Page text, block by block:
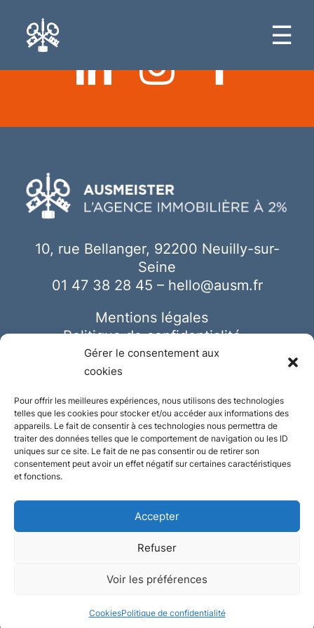
Gérer le consentement aux
cookies
Pour offrir les meilleures expériences, nous utilisons des technologies
telles que les cookies pour stocker et/ou accéder aux informations des
appareils. Le fait de consentir à ces technologies nous permettra de
traiter des données telles que le comportement de navigation ou les ID
uniques sur ce site. Le fait de ne pas consentir ou de retirer son
consentement peut avoir un effet négatif sur certaines caractéristiques
et fonctions.
Accepter
Refuser
Voir les préférences
CookiesPolitique de confidentialité
☰
10, rue Bellanger, 92200 Neuilly-sur-
Seine
01 47 38 28 45 – hello@ausm.fr
Mentions légales
Politique de confidentialité
Cookies
Conception et réalisation :Plate